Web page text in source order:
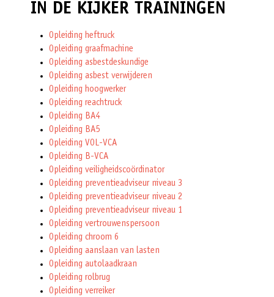
IN DE KIJKER TRAININGEN
Opleiding heftruck
Opleiding graafmachine
Opleiding asbestdeskundige
Opleiding asbest verwijderen
Opleiding hoogwerker
Opleiding reachtruck
Opleiding BA4
Opleiding BA5
Opleiding VOL-VCA
Opleiding B-VCA
Opleiding veiligheidscoördinator
Opleiding preventieadviseur niveau 3
Opleiding preventieadviseur niveau 2
Opleiding preventieadviseur niveau 1
Opleiding vertrouwenspersoon
Opleiding chroom 6
Opleiding aanslaan van lasten
Opleiding autolaadkraan
Opleiding rolbrug
Opleiding verreiker